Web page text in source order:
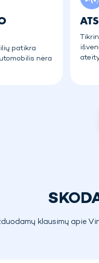
patikra
nėra
klausimų apie